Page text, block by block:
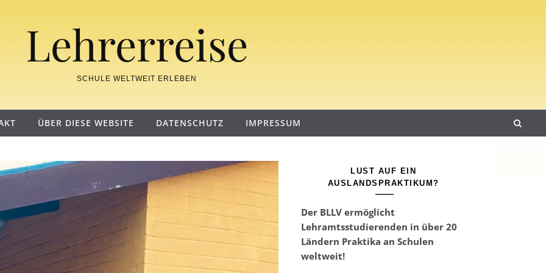
Lehrerreise
SCHULE WELTWEIT ERLEBEN
ÜBER DIESE WEBSITE DATENSCHUTZ IMPRESSUM
LUST AUF EIN
AUSLANDSPRAKTIKUM?
Der BLLV ermöglicht
Lehramtsstudierenden in über 20
Ländern Praktika an Schulen
weltweit!